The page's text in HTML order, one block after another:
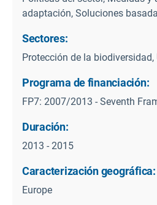
adaptación, Soluciones
Sectores:
Protección de la biodiversidad,
Programa de financiación:
FP7: 2007/2013 - Seventh
Duración:
2013 - 2015
Caracterización geográfica:
Europe